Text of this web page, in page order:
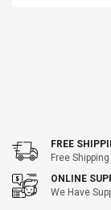
FREE
Free
ONLINE
We Have